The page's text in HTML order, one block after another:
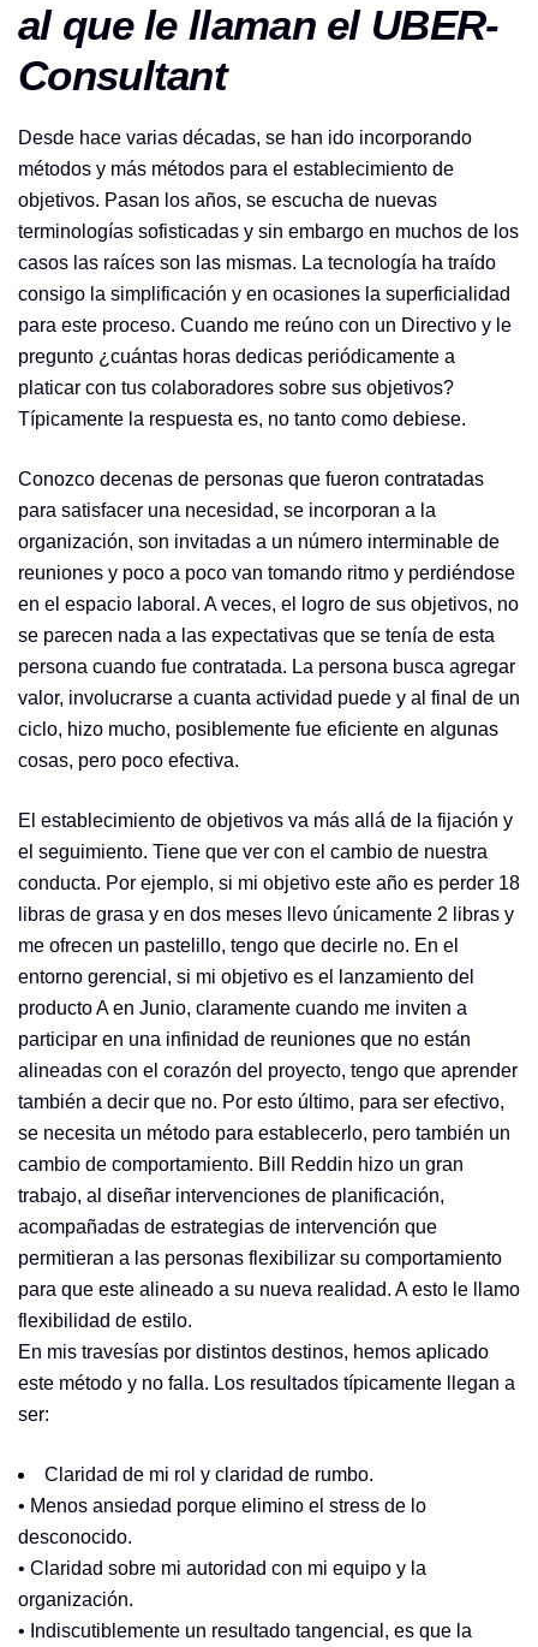
al que le llaman el UBER-
Consultant
Desde hace varias décadas, se han ido incorporando
métodos y más métodos para el establecimiento de
objetivos. Pasan los años, se escucha de nuevas
terminologías sofisticadas y sin embargo en muchos de los
casos las raíces son las mismas. La tecnología ha traído
consigo la simplificación y en ocasiones la superficialidad
para este proceso. Cuando me reúno con un Directivo y le
pregunto ¿cuántas horas dedicas periódicamente a
platicar con tus colaboradores sobre sus objetivos?
Típicamente la respuesta es, no tanto como debiese.
Conozco decenas de personas que fueron contratadas
para satisfacer una necesidad, se incorporan a la
organización, son invitadas a un número interminable de
reuniones y poco a poco van tomando ritmo y perdiéndose
en el espacio laboral. A veces, el logro de sus objetivos, no
se parecen nada a las expectativas que se tenía de esta
persona cuando fue contratada. La persona busca agregar
valor, involucrarse a cuanta actividad puede y al final de un
ciclo, hizo mucho, posiblemente fue eficiente en algunas
cosas, pero poco efectiva.
El establecimiento de objetivos va más allá de la fijación y
el seguimiento. Tiene que ver con el cambio de nuestra
conducta. Por ejemplo, si mi objetivo este año es perder 18
libras de grasa y en dos meses llevo únicamente 2 libras y
me ofrecen un pastelillo, tengo que decirle no. En el
entorno gerencial, si mi objetivo es el lanzamiento del
producto A en Junio, claramente cuando me inviten a
participar en una infinidad de reuniones que no están
alineadas con el corazón del proyecto, tengo que aprender
también a decir que no. Por esto último, para ser efectivo,
se necesita un método para establecerlo, pero también un
cambio de comportamiento. Bill Reddin hizo un gran
trabajo, al diseñar intervenciones de planificación,
acompañadas de estrategias de intervención que
permitieran a las personas flexibilizar su comportamiento
para que este alineado a su nueva realidad. A esto le llamo
flexibilidad de estilo.
En mis travesías por distintos destinos, hemos aplicado
este método y no falla. Los resultados típicamente llegan a
ser:
Claridad de mi rol y claridad de rumbo.
• Menos ansiedad porque elimino el stress de lo
desconocido.
• Claridad sobre mi autoridad con mi equipo y la
organización.
• Indiscutiblemente un resultado tangencial, es que la